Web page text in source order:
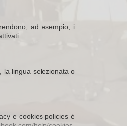
ad esempio, i
la lingua selezionata o
e cookies policies è